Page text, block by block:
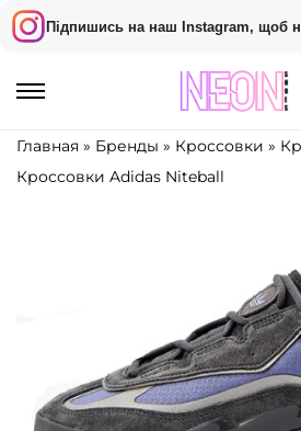
Підпишись на наш Instagram, щоб
S
a
v
i
g
S
o
n
t
e
Главная » Бренды » Кроссовки »
Кроссовки Adidas Niteball